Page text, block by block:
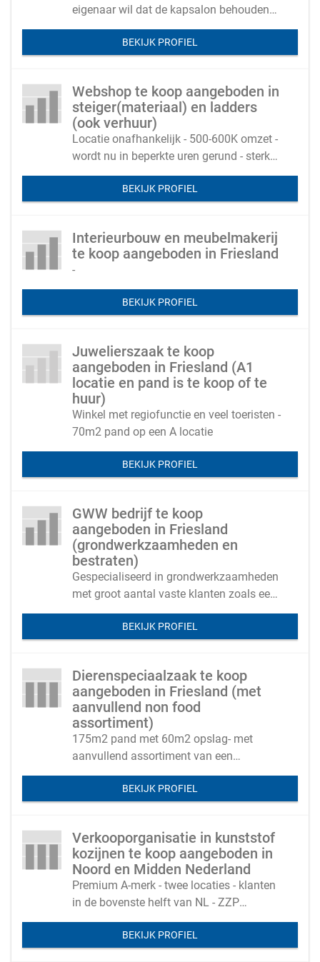
eigenaar wil dat de kapsalon behouden
blijft voor de regio (geen concurrenten in
de omgeving)BEKIJK PROFIEL
Webshop te koop aangeboden in
steiger(materiaal) en ladders
(ook verhuur)
Locatie onafhankelijk - 500-600K omzet -
wordt nu in beperkte uren gerund - sterke
SEO en veel vaste klanten
BEKIJK PROFIEL
Interieurbouw en meubelmakerij
te koop aangeboden in Friesland
-
BEKIJK PROFIEL
Juwelierszaak te koop
aangeboden in Friesland (A1
locatie en pand is te koop of te
huur)
Winkel met regiofunctie en veel toeristen -
70m2 pand op een A locatie
BEKIJK PROFIEL
GWW bedrijf te koop
aangeboden in Friesland
(grondwerkzaamheden en
bestraten)
Gespecialiseerd in grondwerkzaamheden
met groot aantal vaste klanten zoals een
woningstichting, hoveniersbedrijven en
bouwbedrijvenBEKIJK PROFIEL
Dierenspeciaalzaak te koop
aangeboden in Friesland (met
aanvullend non food
assortiment)
175m2 pand met 60m2 opslag- met
aanvullend assortiment van een
gemakswinkel - toeristische plaats
BEKIJK PROFIEL
Verkooporganisatie in kunststof
kozijnen te koop aangeboden in
Noord en Midden Nederland
Premium A-merk - twee locaties - klanten
in de bovenste helft van NL - ZZP
montage teams
BEKIJK PROFIEL